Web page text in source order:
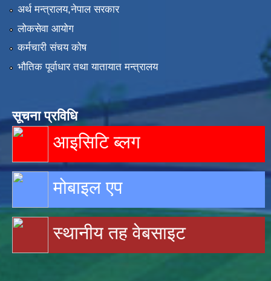
अर्थ मन्त्रालय,नेपाल सरकार
लोकसेवा आयोग
कर्मचारी संचय कोष
भौतिक पूर्वाधार तथा यातायात मन्त्रालय
सूचना प्रविधि
आइसिटि ब्लग
मोबाइल एप
स्थानीय तह वेबसाइट